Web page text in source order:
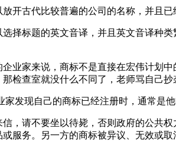
开古代比较普遍的公司的名称，并且
择标题的英文音译，并且英文音译种
业家来说，商标不是直接在宏伟计划
那检查室就没什么不同了，老师骂自
家发现自己的商标已经注册时，通常
，请不要坐以待毙，否则政府的公共
或服务。另一方的商标被异议、无效